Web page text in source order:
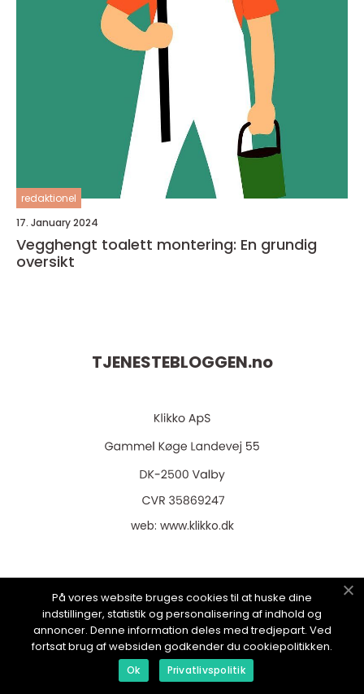
redaktionel
17. January 2024
Vegghengt toalett montering: En grundig
oversikt
TJENESTEBLOGGEN.no
web: www.klikko.dk
Menu
Reklame
Om oss
På vores website bruges cookies til at huske dine
indstillinger, statistik og personalisering af indhold og
annoncer. Denne information deles med tredjepart. Ved
fortsat brug af websiden godkender du cookiepolitikken.
Ok Privatlivspolitik